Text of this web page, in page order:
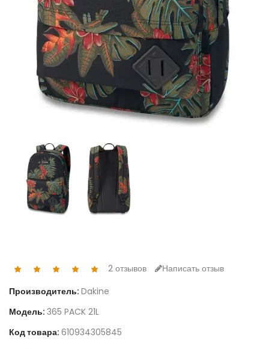
2 отзывов
Написать отзыв
Производитель: Dakine
Модель: 365 PACK 21L
Код товара: 610934305845